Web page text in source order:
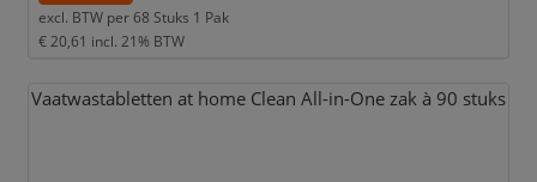
excl. BTW per68 Stuks 1 Pak
€ 20,61 incl. 21% BTW
Vaatwastabletten at home Clean All-in-One zak à 90 stuks